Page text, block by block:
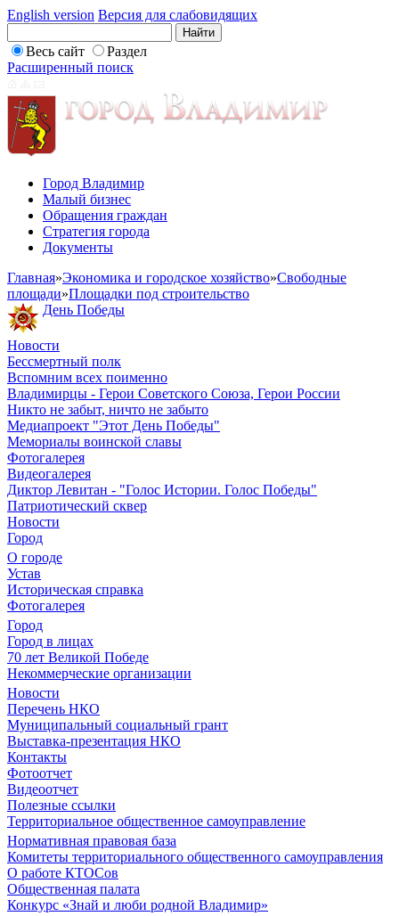
English version Версия для слабовидящих
Весь сайт
Раздел
Расширенный поиск
Город Владимир
Малый бизнес
Обращения граждан
Стратегия города
Документы
Главная»Экономика и городское хозяйство»Свободные
площади»Площадки под строительство
День Победы
Новости
Бессмертный полк
Вспомним всех поименно
Владимирцы - Герои Советского Союза, Герои России
Никто не забыт, ничто не забыто
Медиапроект "Этот День Победы"
Мемориалы воинской славы
Фотогалерея
Видеогалерея
Диктор Левитан - "Голос Истории. Голос Победы"
Патриотический сквер
Новости
Город
О городе
Устав
Историческая справка
Фотогалерея
Город
Город в лицах
70 лет Великой Победе
Некоммерческие организации
Новости
Перечень НКО
Муниципальный социальный грант
Выставка-презентация НКО
Контакты
Фотоотчет
Видеоотчет
Полезные ссылки
Территориальное общественное самоуправление
Нормативная правовая база
Комитеты территориального общественного самоуправления
О работе КТОСов
Общественная палата
Конкурс «Знай и люби родной Владимир»